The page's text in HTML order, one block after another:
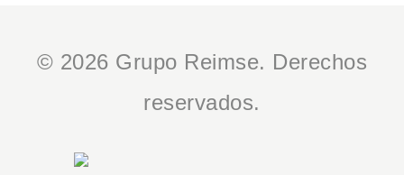
© 2026 Grupo Reimse. Derechos
reservados.